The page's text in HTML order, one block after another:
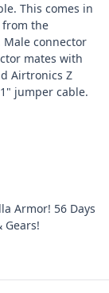
This comes in
from the
connector
mates with
Airtronics Z
jumper cable.
Armor! 56 Days
Gears!